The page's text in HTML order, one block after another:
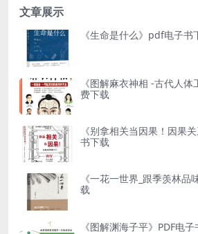
文章展示
《生命是什么》pdf电子书
《图解麻衣神相 -古代人
费下载
《别拿相关当因果！因果
书下载
《一花一世界_跟季羡林
载
《图解渊海子平》PDF电